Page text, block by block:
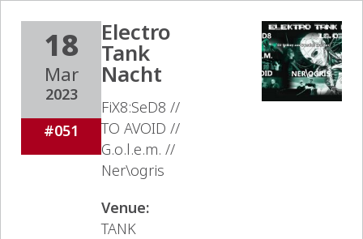
18
Mar
2023
#051
Electro
Tank
Nacht
FiX8:SeD8 //
TO AVOID //
G.o.l.e.m. //
Ner\ogris
Venue:
TANK